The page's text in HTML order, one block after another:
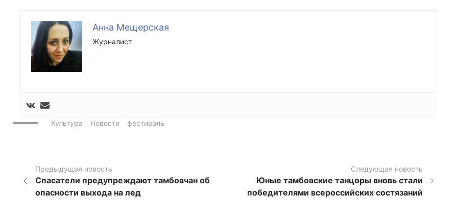
Анна Мещерская
Журналист
Культура Новости фестиваль
Предыдущая новость
Спасатели предупреждают тамбовчан об
опасности выхода на лед
Следующая новость
Юные тамбовские танцоры вновь стали
победителями всероссийских состязаний